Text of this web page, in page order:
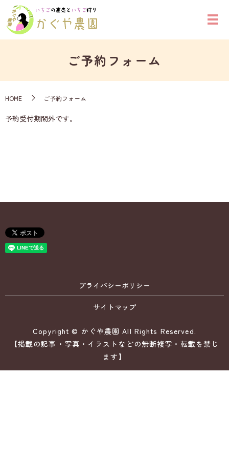
ご予約フォーム
HOME ご予約フォーム
予約受付期間外です。
プライバシーポリシー
サイトマップ
Copyright © かぐや農園 All Rights Reserved.
【掲載の記事・写真・イラストなどの無断複写・転載を禁じ
ます】